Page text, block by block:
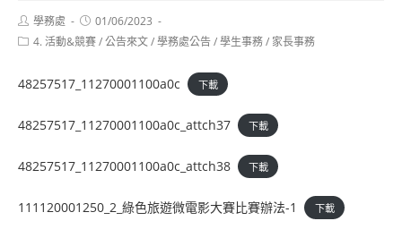
Post
author:
學務處
Post
published:
01/06/2023
Post4. 活動&競賽/公告來文/學務處公告/學生事務/ 家長事務
48257517_11270001100a0c 下載
48257517_11270001100a0c_attch37 下載
48257517_11270001100a0c_attch38 下載
111120001250_2_綠色旅遊微電影大賽比賽辦法-1 下載